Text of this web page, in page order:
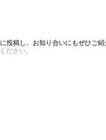
稿し、お知り合いにもぜひご紹
ださい。